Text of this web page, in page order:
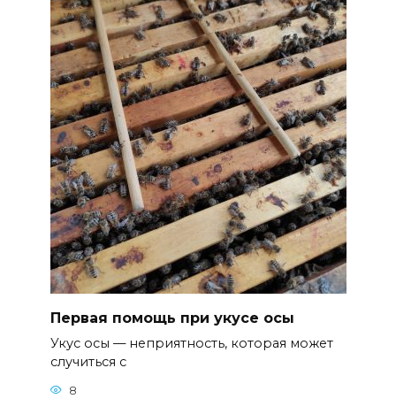
Первая помощь при укусе осы
Укус осы — неприятность, которая может
случиться с
8